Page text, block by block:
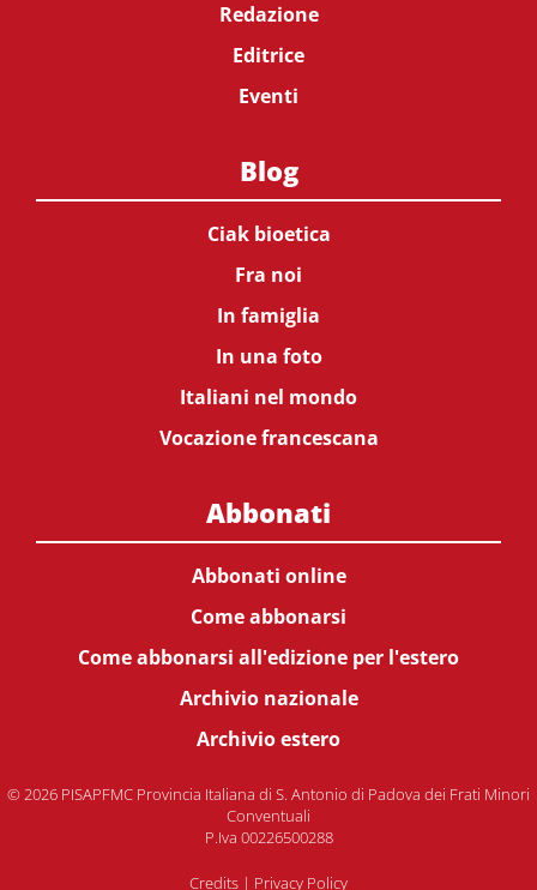
Redazione
Editrice
Eventi
Blog
Ciak bioetica
Fra noi
In famiglia
In una foto
Italiani nel mondo
Vocazione francescana
Abbonati
Abbonati online
Come abbonarsi
Come abbonarsi all'edizione per l'estero
Archivio nazionale
Archivio estero
© 2026 PISAPFMC Provincia Italiana di S. Antonio di Padova dei Frati Minori
Conventuali
P.Iva 00226500288
Credits | Privacy Policy